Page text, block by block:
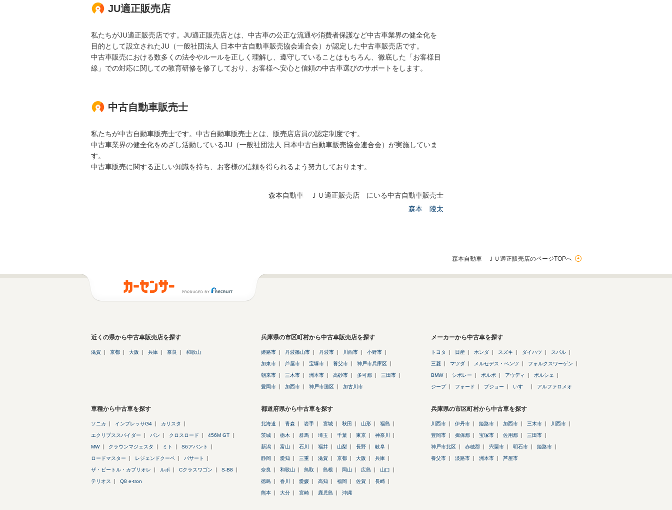
JU適正販売店
私たちがJU適正販売店です。JU適正販売店とは、中古車の公正な流通や消費者保護など中古車業界の健全化を
目的として設立されたJU（一般社団法人 日本中古自動車販売協会連合会）が認定した中古車販売店です。
中古車販売における数多くの法令やルールを正しく理解し、遵守していることはもちろん、徹底した「お客様目
線」での対応に関しての教育研修を修了しており、お客様へ安心と信頼の中古車選びのサポートをします。
中古自動車販売士
私たちが中古自動車販売士です。中古自動車販売士とは、販売店店員の認定制度です。
中古車業界の健全化をめざし活動しているJU（一般社団法人 日本中古自動車販売協会連合会）が実施していま
す。
中古車販売に関する正しい知識を持ち、お客様の信頼を得られるよう努力しております。
森本自動車 ＪＵ適正販売店 にいる中古自動車販売士
森本 陵太
森本自動車 ＪＵ適正販売店のページTOPへ
近くの県から中古車販売店を探す
滋賀 京都 大阪 兵庫 奈良 和歌山
兵庫県の市区町村から中古車販売店を探す
姫路市 丹波篠山市 丹波市 川西市 小野市
加東市 芦屋市 宝塚市 養父市 神戸市兵庫区
朝来市 三木市 洲本市 高砂市 多可郡 三田市
豊岡市 加西市 神戸市灘区 加古川市
メーカーから中古車を探す
トヨタ 日産 ホンダ スズキ ダイハツ スバル
三菱 マツダ メルセデス・ベンツ フォルクスワーゲン
BMW シボレー ボルボ アウディ ポルシェ
ジープ フォード プジョー いすゞ アルファロメオ
車種から中古車を探す
ソニカ インプレッサG4 カリスタ
エクリプススパイダー バン クロスロード 456M GT
MW クラウンマジェスタ ミト S6アバント
ロードマスター レジェンドクーペ パサート
ザ・ビートル・カブリオレ ルポ Cクラスワゴン S-B8
テリオス Q8 e-tron
都道府県から中古車を探す
北海道 青森 岩手 宮城 秋田 山形 福島
茨城 栃木 群馬 埼玉 千葉 東京 神奈川
新潟 富山 石川 福井 山梨 長野 岐阜
静岡 愛知 三重 滋賀 京都 大阪 兵庫
奈良 和歌山 鳥取 島根 岡山 広島 山口
徳島 香川 愛媛 高知 福岡 佐賀 長崎
熊本 大分 宮崎 鹿児島 沖縄
兵庫県の市区町村から中古車を探す
川西市 伊丹市 姫路市 加西市 三木市 川西市
豊岡市 揖保郡 宝塚市 佐用郡 三田市
神戸市北区 赤穂郡 宍粟市 明石市 姫路市
養父市 淡路市 洲本市 芦屋市